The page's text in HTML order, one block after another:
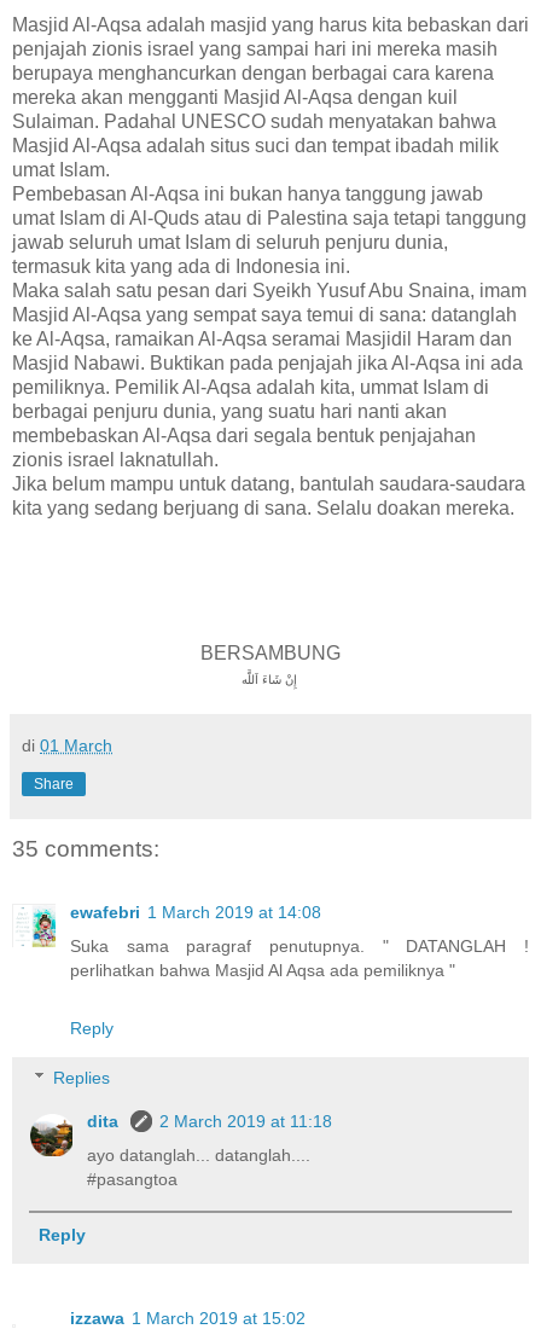
Masjid Al-Aqsa adalah masjid yang harus kita bebaskan dari
penjajah zionis israel yang sampai hari ini mereka masih
berupaya menghancurkan dengan berbagai cara karena
mereka akan mengganti Masjid Al-Aqsa dengan kuil
Sulaiman. Padahal UNESCO sudah menyatakan bahwa
Masjid Al-Aqsa adalah situs suci dan tempat ibadah milik
umat Islam.
Pembebasan Al-Aqsa ini bukan hanya tanggung jawab
umat Islam di Al-Quds atau di Palestina saja tetapi tanggung
jawab seluruh umat Islam di seluruh penjuru dunia,
termasuk kita yang ada di Indonesia ini.
Maka salah satu pesan dari Syeikh Yusuf Abu Snaina, imam
Masjid Al-Aqsa yang sempat saya temui di sana: datanglah
ke Al-Aqsa, ramaikan Al-Aqsa seramai Masjidil Haram dan
Masjid Nabawi. Buktikan pada penjajah jika Al-Aqsa ini ada
pemiliknya. Pemilik Al-Aqsa adalah kita, ummat Islam di
berbagai penjuru dunia, yang suatu hari nanti akan
membebaskan Al-Aqsa dari segala bentuk penjajahan
zionis israel laknatullah.
Jika belum mampu untuk datang, bantulah saudara-saudara
kita yang sedang berjuang di sana. Selalu doakan mereka.
BERSAMBUNG
di 01 March
Share
35 comments:
ewafebri 1 March 2019 at 14:08
Suka sama paragraf penutupnya. " DATANGLAH !
perlihatkan bahwa Masjid Al Aqsa ada pemiliknya "
Reply
Replies
dita
2 March 2019 at 11:18
ayo datanglah... datanglah....
#pasangtoa
Reply
izzawa 1 March 2019 at 15:02